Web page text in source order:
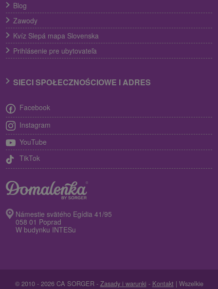
Blog
Zawody
Kvíz Slepá mapa Slovenska
Prihlásenie pre ubytovateľa
SIECI SPOŁECZNOŚCIOWE I ADRES
Facebook
Instagram
YouTube
TikTok
Námestie svätého Egídia 41/95
058 01 Poprad
W budynku INTESu
© 2010 - 2026 CA SORGER - Zasady i warunki - Kontakt | Wszelkie